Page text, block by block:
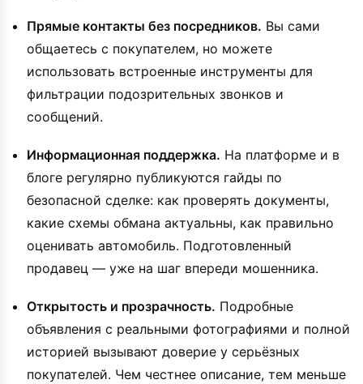
Прямые контакты без посредников. Вы сами
общаетесь с покупателем, но можете
использовать встроенные инструменты для
фильтрации подозрительных звонков и
сообщений.
Информационная поддержка. На платформе и в
блоге регулярно публикуются гайды по
безопасной сделке: как проверять документы,
какие схемы обмана актуальны, как правильно
оценивать автомобиль. Подготовленный
продавец — уже на шаг впереди мошенника.
Открытость и прозрачность. Подробные
объявления с реальными фотографиями и полной
историей вызывают доверие у серьёзных
покупателей. Чем честнее описание, тем меньше